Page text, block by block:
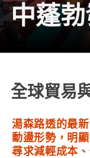
中蓬
全球貿易
湯森路透的最
動盪形勢，明
尋求減輕成本